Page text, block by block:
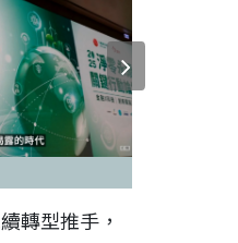
轉型推手，